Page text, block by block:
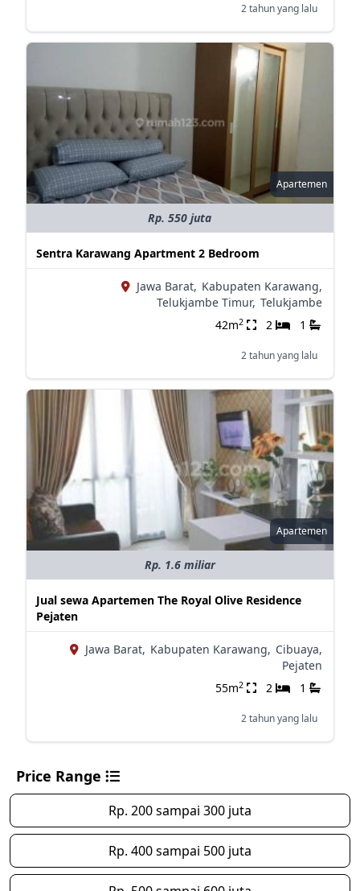
2 tahun yang lalu
Apartemen
Rp. 550 juta
Sentra Karawang Apartment 2 Bedroom
Jawa Barat, Kabupaten Karawang,
Telukjambe Timur, Telukjambe
42m2 2 1
2 tahun yang lalu
Apartemen
Rp. 1.6 miliar
Jual sewa Apartemen The Royal Olive Residence
Pejaten
Jawa Barat, Kabupaten Karawang, Cibuaya,
Pejaten
55m2 2 1
2 tahun yang lalu
Price Range
Rp. 200 sampai 300 juta
Rp. 400 sampai 500 juta